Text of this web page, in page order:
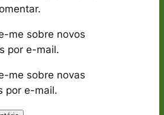
me sobre novos
por e-mail.
me sobre novas
por e-mail.